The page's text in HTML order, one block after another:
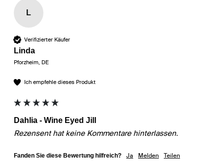
L
Verifizierter Käufer
Linda
Pforzheim, DE
Ich empfehle dieses Produkt
Dahlia - Wine Eyed Jill
Rezensent hat keine Kommentare hinterlassen.
Fanden Sie diese Bewertung hilfreich? Ja Melden
Teilen